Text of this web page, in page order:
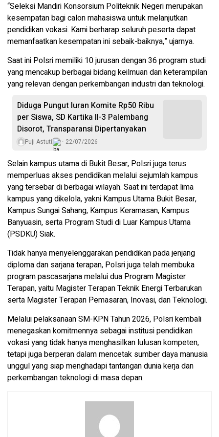
“Seleksi Mandiri Konsorsium Politeknik Negeri merupakan
kesempatan bagi calon mahasiswa untuk melanjutkan
pendidikan vokasi. Kami berharap seluruh peserta dapat
memanfaatkan kesempatan ini sebaik-baiknya,” ujarnya.
Saat ini Polsri memiliki 10 jurusan dengan 36 program studi
yang mencakup berbagai bidang keilmuan dan keterampilan
yang relevan dengan perkembangan industri dan teknologi.
Diduga Pungut Iuran Komite Rp50 Ribu
per Siswa, SD Kartika II-3 Palembang
Disorot, Transparansi Dipertanyakan
Puji Astuti 22/07/2026
Selain kampus utama di Bukit Besar, Polsri juga terus
memperluas akses pendidikan melalui sejumlah kampus
yang tersebar di berbagai wilayah. Saat ini terdapat lima
kampus yang dikelola, yakni Kampus Utama Bukit Besar,
Kampus Sungai Sahang, Kampus Keramasan, Kampus
Banyuasin, serta Program Studi di Luar Kampus Utama
(PSDKU) Siak.
Tidak hanya menyelenggarakan pendidikan pada jenjang
diploma dan sarjana terapan, Polsri juga telah membuka
program pascasarjana melalui dua Program Magister
Terapan, yaitu Magister Terapan Teknik Energi Terbarukan
serta Magister Terapan Pemasaran, Inovasi, dan Teknologi.
Melalui pelaksanaan SM-KPN Tahun 2026, Polsri kembali
menegaskan komitmennya sebagai institusi pendidikan
vokasi yang tidak hanya menghasilkan lulusan kompeten,
tetapi juga berperan dalam mencetak sumber daya manusia
unggul yang siap menghadapi tantangan dunia kerja dan
perkembangan teknologi di masa depan.